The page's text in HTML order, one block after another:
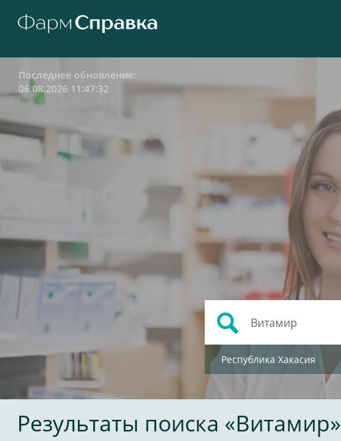
Последнее обновление:
06.08.2026 11:47:32
Республика Хакасия
Результаты поиска «Витамир»